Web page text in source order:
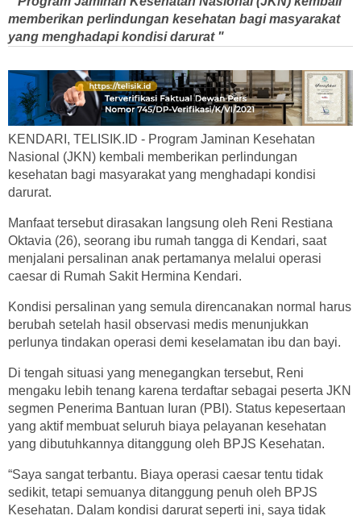
memberikan perlindungan kesehatan bagi masyarakat
yang menghadapi kondisi darurat "
KENDARI, TELISIK.ID - Program Jaminan Kesehatan
Nasional (JKN) kembali memberikan perlindungan
kesehatan bagi masyarakat yang menghadapi kondisi
darurat.
Manfaat tersebut dirasakan langsung oleh Reni Restiana
Oktavia (26), seorang ibu rumah tangga di Kendari, saat
menjalani persalinan anak pertamanya melalui operasi
caesar di Rumah Sakit Hermina Kendari.
Kondisi persalinan yang semula direncanakan normal harus
berubah setelah hasil observasi medis menunjukkan
perlunya tindakan operasi demi keselamatan ibu dan bayi.
Di tengah situasi yang menegangkan tersebut, Reni
mengaku lebih tenang karena terdaftar sebagai peserta JKN
segmen Penerima Bantuan Iuran (PBI). Status kepesertaan
yang aktif membuat seluruh biaya pelayanan kesehatan
yang dibutuhkannya ditanggung oleh BPJS Kesehatan.
“Saya sangat terbantu. Biaya operasi caesar tentu tidak
sedikit, tetapi semuanya ditanggung penuh oleh BPJS
Kesehatan. Dalam kondisi darurat seperti ini, saya tidak